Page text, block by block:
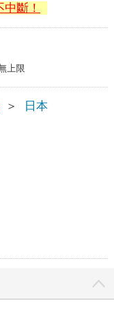
斷！
上限
＞ 日本